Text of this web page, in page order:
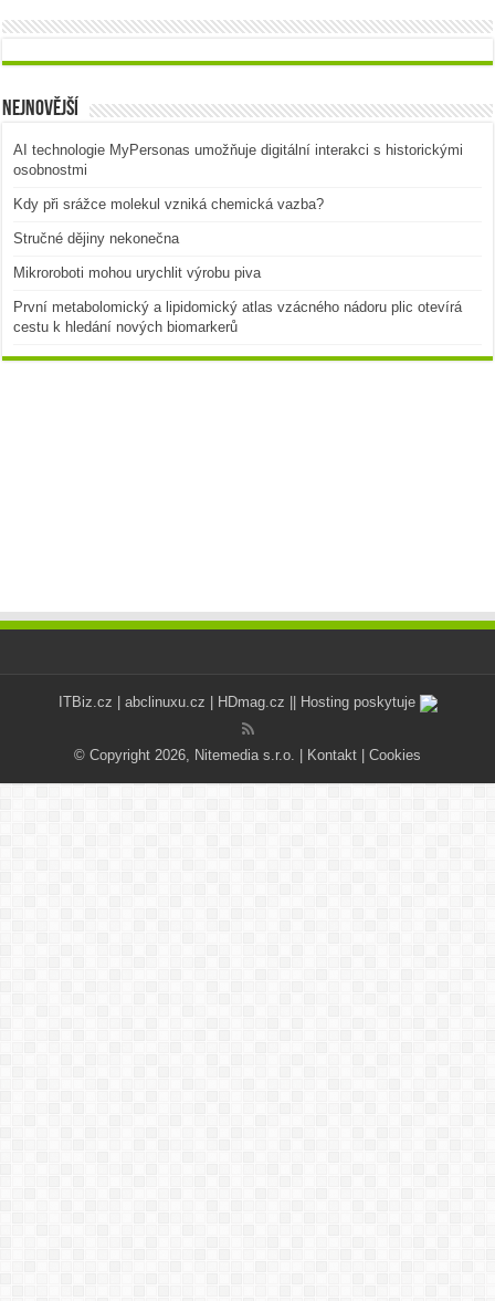
Nejnovější
AI technologie MyPersonas umožňuje digitální interakci s historickými
osobnostmi
Kdy při srážce molekul vzniká chemická vazba?
Stručné dějiny nekonečna
Mikroroboti mohou urychlit výrobu piva
První metabolomický a lipidomický atlas vzácného nádoru plic otevírá
cestu k hledání nových biomarkerů
ITBiz.cz abclinuxu.cz HDmag.cz || Hosting poskytuje
© Copyright 2026, Nitemedia s.r.o. | Kontakt Cookies